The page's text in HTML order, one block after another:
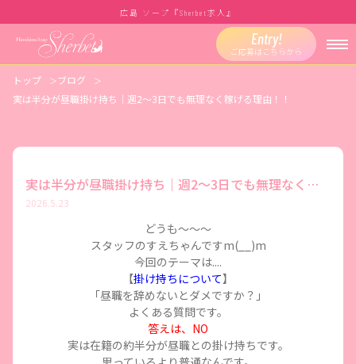
広島 ソープ『Sherbet求人』
Entry!
ご応募はこちらから
トップ
ブログ
実は半分が昼職掛け持ち｜週2〜3日でも無理なく稼げる理由！！
実は半分が昼職掛け持ち｜週2〜3日でも無理なく稼げる理由！！
2026.5.23
どうも～～～
スタッフのすえちゃんですm(__)m
今回のテーマは....
【掛け持ちについて】
「昼職を辞めないとダメですか？」
よくある質問です。
答えは、NO
実は在籍の約半分が昼職との掛け持ちです。